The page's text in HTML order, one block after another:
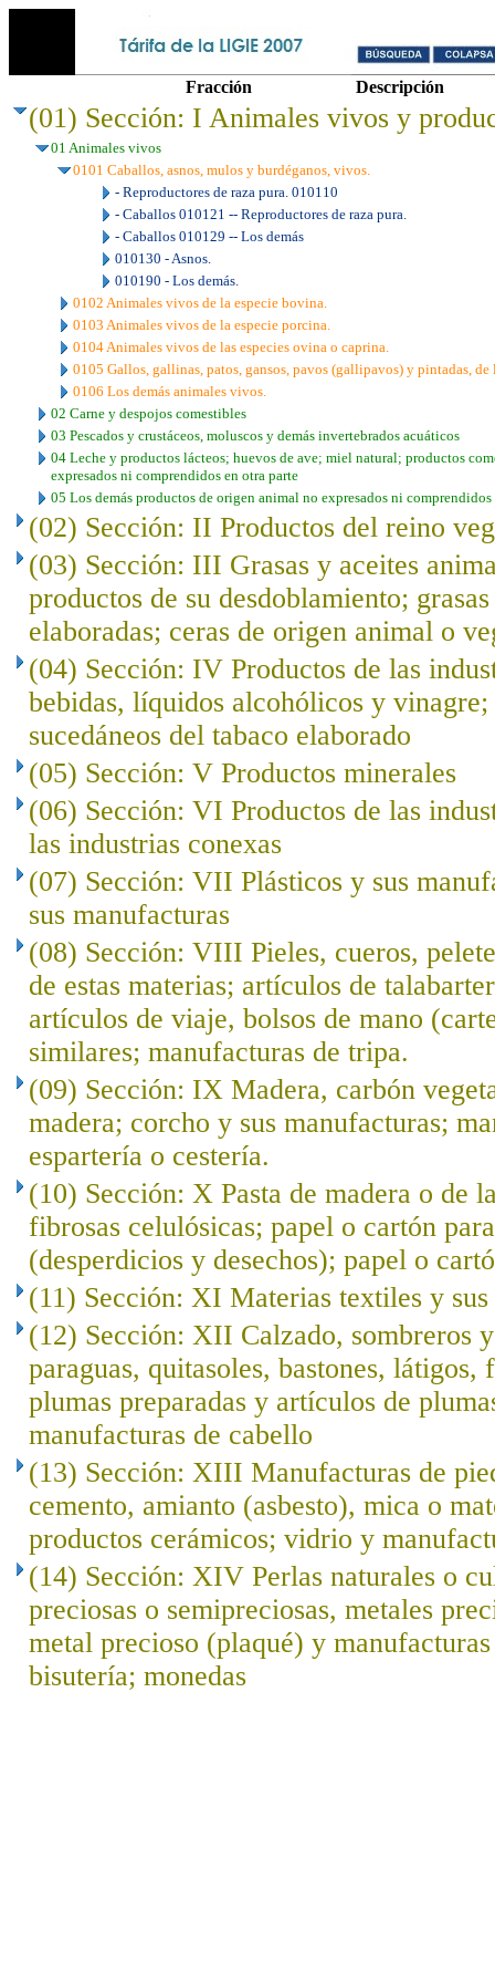
Fracción Descripción
(01) Sección: I Animales vivos y
01 Animales vivos
0101 Caballos, asnos, mulos y burdéganos, vivos.
- Reproductores de raza pura. 010110
- Caballos 010121 -- Reproductores de raza pura.
- Caballos 010129 -- Los demás
010130 - Asnos.
010190 - Los demás.
0102 Animales vivos de la especie bovina.
0103 Animales vivos de la especie porcina.
0104 Animales vivos de las especies ovina o caprina.
0105 Gallos, gallinas, patos, gansos, pavos (gallipavos) y pintadas, de
0106 Los demás animales vivos.
02 Carne y despojos comestibles
03 Pescados y crustáceos, moluscos y demás invertebrados acuáticos
04 Leche y productos lácteos; huevos de ave; miel natural; productos
expresados ni comprendidos en otra parte
05 Los demás productos de origen animal no expresados ni comprendidos
(02) Sección: II Productos del reino
(03) Sección: III Grasas y aceites
productos de su desdoblamiento;
elaboradas; ceras de origen animal o
(04) Sección: IV Productos de las
bebidas, líquidos alcohólicos y vinagre;
sucedáneos del tabaco elaborado
(05) Sección: V Productos minerales
(06) Sección: VI Productos de las
las industrias conexas
(07) Sección: VII Plásticos y sus
sus manufacturas
(08) Sección: VIII Pieles, cueros,
de estas materias; artículos de
artículos de viaje, bolsos de mano
similares; manufacturas de tripa.
(09) Sección: IX Madera, carbón
madera; corcho y sus manufacturas;
espartería o cestería.
(10) Sección: X Pasta de madera o de
fibrosas celulósicas; papel o cartón
(desperdicios y desechos); papel o
(11) Sección: XI Materias textiles y sus
(12) Sección: XII Calzado, sombreros
paraguas, quitasoles, bastones, látigos,
plumas preparadas y artículos de
manufacturas de cabello
(13) Sección: XIII Manufacturas de
cemento, amianto (asbesto), mica o
productos cerámicos; vidrio y
(14) Sección: XIV Perlas naturales o
preciosas o semipreciosas, metales
metal precioso (plaqué) y
bisutería; monedas